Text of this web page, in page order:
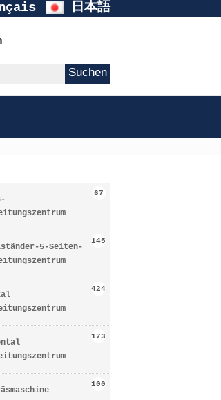
日本語
67
5-Seiten-
145
424
173
100